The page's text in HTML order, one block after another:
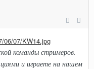
06/07/KW14.jpg
команды стримеров.
и играете на нашем